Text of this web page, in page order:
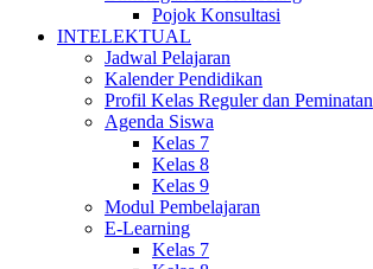
Pojok Konsultasi
INTELEKTUAL
Jadwal Pelajaran
Kalender Pendidikan
Profil Kelas Reguler dan Peminatan
Agenda Siswa
Kelas 7
Kelas 8
Kelas 9
Modul Pembelajaran
E-Learning
Kelas 7